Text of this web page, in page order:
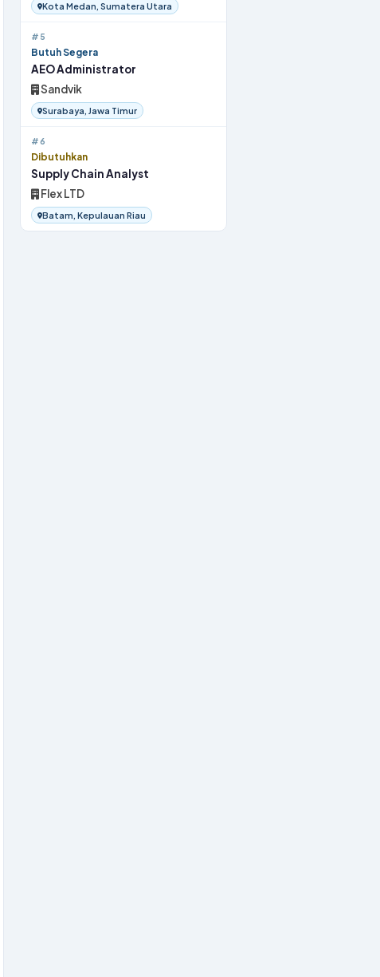
Kota Medan, Sumatera Utara
#5
Butuh Segera
AEO Administrator
Sandvik
Surabaya, Jawa Timur
#6
Dibutuhkan
Supply Chain Analyst
Flex LTD
Batam, Kepulauan Riau